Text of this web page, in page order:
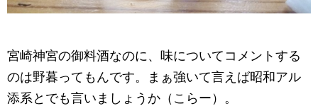
宮崎神宮の御料酒なのに、味についてコメントする
のは野暮ってもんです。まぁ強いて言えば昭和アル
添系とでも言いましょうか（こらー）。